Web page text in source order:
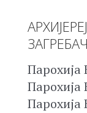
Парохија
Парохија
Парохија